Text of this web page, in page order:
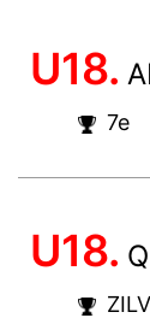
U18.
7e
U18.